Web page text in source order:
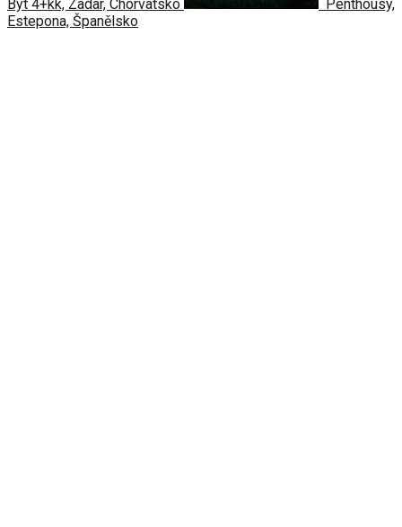
Byt 4+kk, Zadar, Chorvatsko
Penthousy,
Estepona, Španělsko